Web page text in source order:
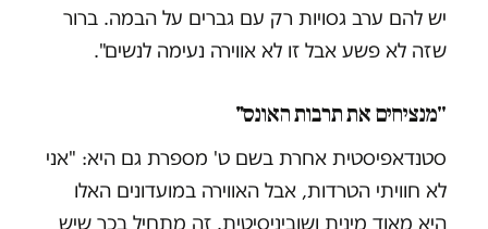
יש להם ערב גסויות רק עם גברים על הבמה. ברור
שזה לא פשע אבל זו לא אווירה נעימה לנשים".
"מנציחים את תרבות האונס"
סטנדאפיסטית אחרת בשם ט' מספרת גם היא: "אני
לא חוויתי הטרדות, אבל האווירה במועדונים האלו
היא מאוד מינית ושוביניסיטית. זה מתחיל בכך שיש